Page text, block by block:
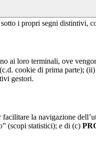
i propri segni distintivi,
loro terminali, ove
cookie di prima parte);
gestori.
la navigazione
(scopi statistici); e di (c)